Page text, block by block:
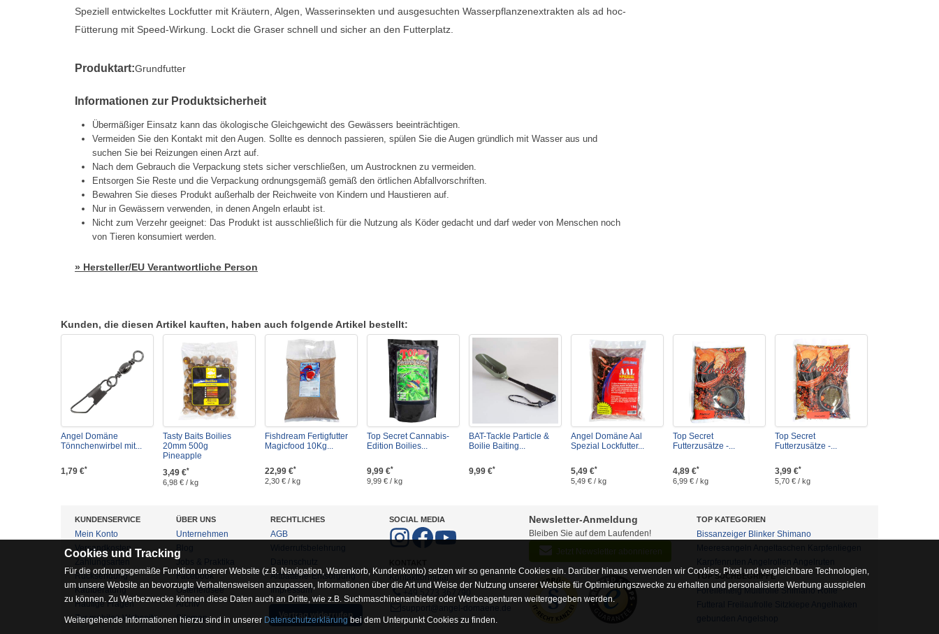
Speziell entwickeltes Lockfutter mit Kräutern, Algen, Wasserinsekten und ausgesuchten Wasserpflanzenextrakten als ad hoc-
Fütterung mit Speed-Wirkung. Lockt die Graser schnell und sicher an den Futterplatz.
Produktart:Grundfutter
Informationen zur Produktsicherheit
Übermäßiger Einsatz kann das ökologische Gleichgewicht des Gewässers beeinträchtigen.
Vermeiden Sie den Kontakt mit den Augen. Sollte es dennoch passieren, spülen Sie die Augen gründlich mit Wasser aus und
suchen Sie bei Reizungen einen Arzt auf.
Nach dem Gebrauch die Verpackung stets sicher verschließen, um Austrocknen zu vermeiden.
Entsorgen Sie Reste und die Verpackung ordnungsgemäß gemäß den örtlichen Abfallvorschriften.
Bewahren Sie dieses Produkt außerhalb der Reichweite von Kindern und Haustieren auf.
Nur in Gewässern verwenden, in denen Angeln erlaubt ist.
Nicht zum Verzehr geeignet: Das Produkt ist ausschließlich für die Nutzung als Köder gedacht und darf weder von Menschen noch
von Tieren konsumiert werden.
» Hersteller/EU Verantwortliche Person
Kunden, die diesen Artikel kauften, haben auch folgende Artikel bestellt:
Angel Domäne
Tönnchenwirbel mit...
1,79 €*
Tasty Baits Boilies
20mm 500g
Pineapple
3,49 €*
6,98 € / kg
Fishdream Fertigfutter
Magicfood 10Kg...
22,99 €*
2,30 € / kg
Top Secret Cannabis-
Edition Boilies...
9,99 €*
9,99 € / kg
BAT-Tackle Particle &
Boilie Baiting...
9,99 €*
Angel Domäne Aal
Spezial Lockfutter...
5,49 €*
5,49 € / kg
Top Secret
Futterzusätze -...
4,89 €*
6,99 € / kg
Top Secret
Futterzusätze -...
3,99 €*
5,70 € / kg
KUNDENSERVICE
Mein Konto
Versandkosten
Rücksendung
Kaufberatung
Häufige Fragen
Zur mobilen Webseite
ÜBER UNS
Unternehmen
Jobs & Praktika
Facebook
Osterfeldsee
Archiv
Sitemap
RECHTLICHES
AGB
Altbatterie-Entsorgung
Impressum
Vertrag widerrufen
SOCIAL MEDIA
Kontaktformular
Newsletter-Anmeldung
Bleiben Sie auf dem Laufenden!
Jetzt Newsletter abonnieren
TOP KATEGORIEN
Bissanzeiger Blinker Shimano
TOP SUCHBEGRIFFE
Forellenteig Multirolle Shimano Rolle
Cookies und Tracking
Für die ordnungsgemäße Funktion unserer Website (z.B. Navigation, Warenkorb, Kundenkonto) setzen wir so genannte Cookies ein. Darüber hinaus verwenden wir Cookies, Pixel und vergleichbare Technologien,
um unsere Website an bevorzugte Verhaltensweisen anzupassen, Informationen über die Art und Weise der Nutzung unserer Website für Optimierungszwecke zu erhalten und personalisierte Werbung ausspielen
zu können. Zu Werbezwecke können diese Daten auch an Dritte, wie z.B. Suchmaschinenanbieter oder Werbeagenturen weitergegeben werden.
Weitergehende Informationen hierzu sind in unserer Datenschutzerklärung bei dem Unterpunkt Cookies zu finden.